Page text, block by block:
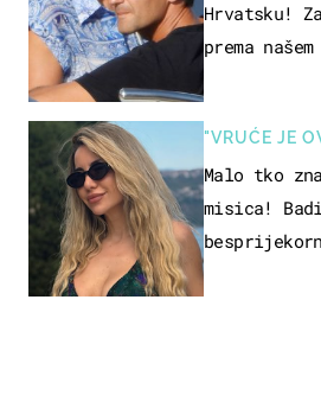
Hrvatsku!
prema
"VRUĆE JE
Malo tko
misica!